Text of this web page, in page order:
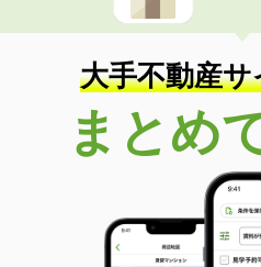
大手不動産サ
まとめ